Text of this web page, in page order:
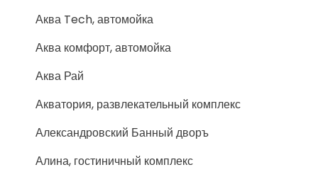
Аква Tech, автомойка
Аква комфорт, автомойка
Аква Рай
Акватория, развлекательный комплекс
Александровский Банный дворъ
Алина, гостиничный комплекс